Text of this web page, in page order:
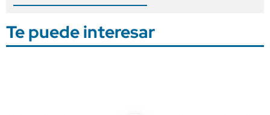
Te puede interesar